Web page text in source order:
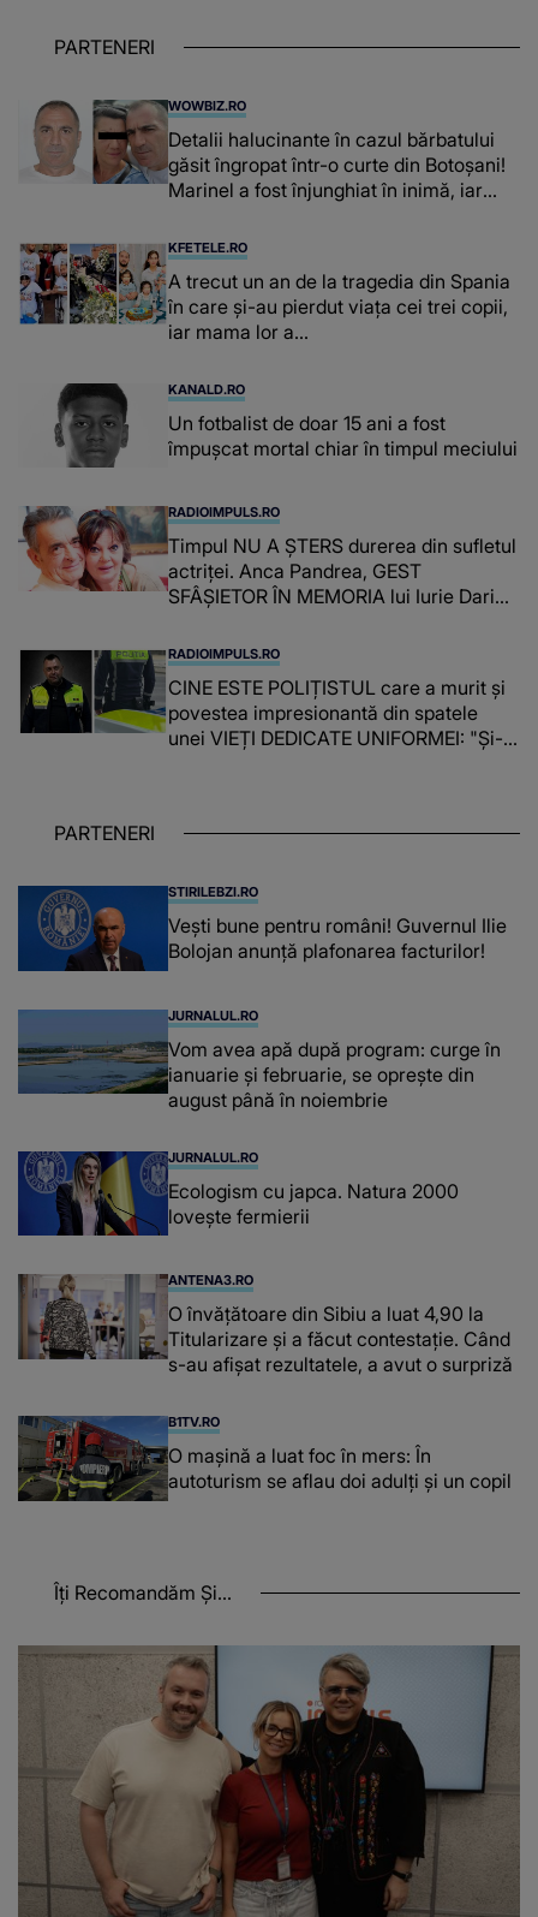
PARTENERI
WOWBIZ.RO
Detalii halucinante în cazul bărbatului
găsit îngropat într-o curte din Botoșani!
Marinel a fost înjunghiat în inimă, iar
suspecți
KFETELE.RO
A trecut un an de la tragedia din Spania
în care și-au pierdut viața cei trei copii,
iar mama lor a…
KANALD.RO
Un fotbalist de doar 15 ani a fost
împușcat mortal chiar în timpul meciului
RADIOIMPULS.RO
Timpul NU A ȘTERS durerea din sufletul
actriței. Anca Pandrea, GEST
SFÂȘIETOR ÎN MEMORIA lui Iurie Darie:
timpul parcă..."
RADIOIMPULS.RO
CINE ESTE POLIȚISTUL care a murit și
povestea impresionantă din spatele
unei VIEȚI DEDICATE UNIFORMEI: "Și-a
PARTENERI
STIRILEBZI.RO
Vești bune pentru români! Guvernul Ilie
Bolojan anunță plafonarea facturilor!
JURNALUL.RO
Vom avea apă după program: curge în
ianuarie și februarie, se oprește din
august până în noiembrie
JURNALUL.RO
Ecologism cu japca. Natura 2000
lovește fermierii
ANTENA3.RO
O învățătoare din Sibiu a luat 4,90 la
Titularizare și a făcut contestație. Când
s-au afișat rezultatele, a avut o surpriză
B1TV.RO
O maşină a luat foc în mers: În
autoturism se aflau doi adulți și un copil
Îți Recomandăm Și...